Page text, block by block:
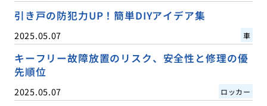
引き戸の防犯力UP！簡単DIYアイデア集
2025.05.07 車
キーフリー故障放置のリスク、安全性と修理の優
先順位
2025.05.07 ロッカー